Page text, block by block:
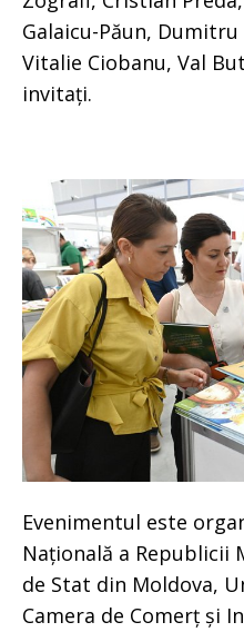
Galaicu-Păun,
Vitalie Ciobanu, Val
invitați.
Evenimentul este
Națională a Republicii
de Stat din Moldova,
Camera de Comerț și